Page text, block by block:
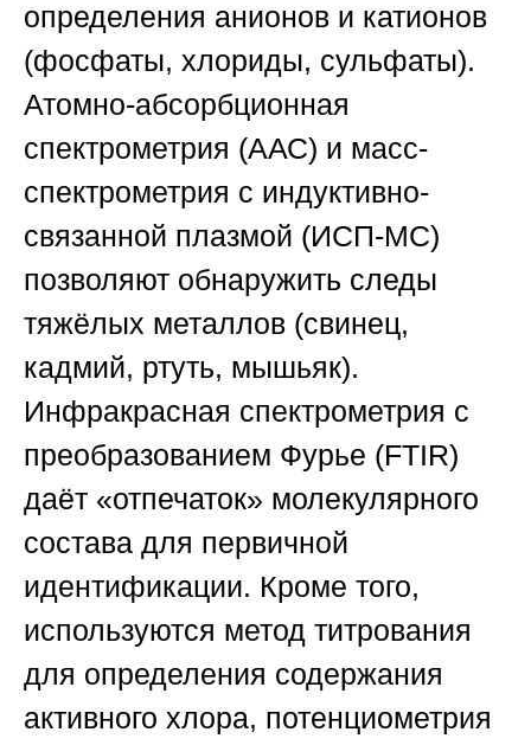
определения анионов и катионов
(фосфаты, хлориды, сульфаты).
Атомно-абсорбционная
спектрометрия (ААС) и масс-
спектрометрия с индуктивно-
связанной плазмой (ИСП-МС)
позволяют обнаружить следы
тяжёлых металлов (свинец,
кадмий, ртуть, мышьяк).
Инфракрасная спектрометрия с
преобразованием Фурье (FTIR)
даёт «отпечаток» молекулярного
состава для первичной
идентификации. Кроме того,
используются метод титрования
для определения содержания
активного хлора, потенциометрия